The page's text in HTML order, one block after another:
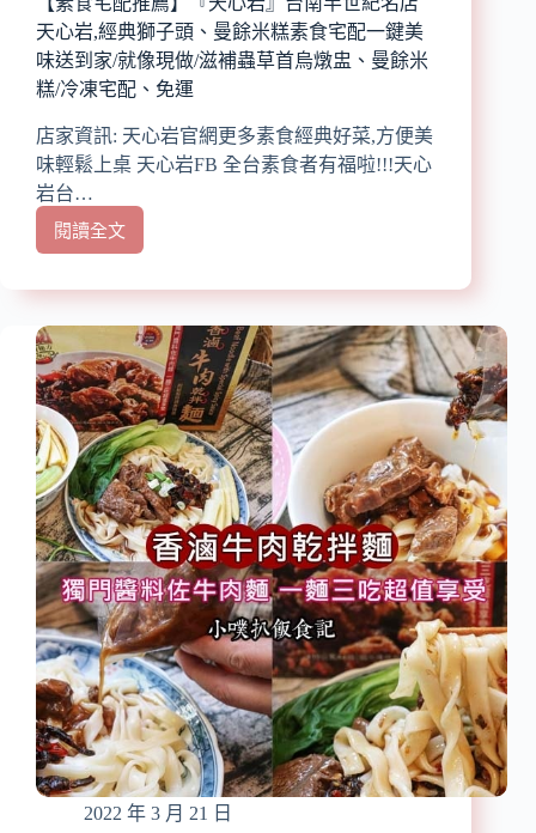
港
式
美
食/
大
推
冬
菇
蒸
肉
豉
汁
蒸
排
骨、
8
小
時
文
火
慢
純
雞
高
湯
包
天心岩,經典獅子頭、曼餘米糕素食宅配一鍵美
味送到家/就像現做/滋補蟲草首烏燉盅、曼餘米
糕/冷凍宅配、免運
店家資訊: 天心岩官網更多素食經典好菜,方便美
味輕鬆上桌 天心岩FB 全台素食者有福啦!!!天心
岩台…
閱讀全文
【素
宅
薦】
『天
心
岩』
台
南
半
世
紀
名
店
天
心
岩,
經
典
獅
子
頭、
2022 年 3 月 21 日